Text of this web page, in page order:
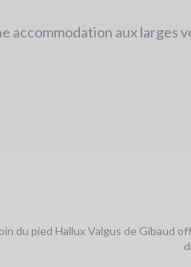
aux larges
du pied Hallux Valgus de Gibaud